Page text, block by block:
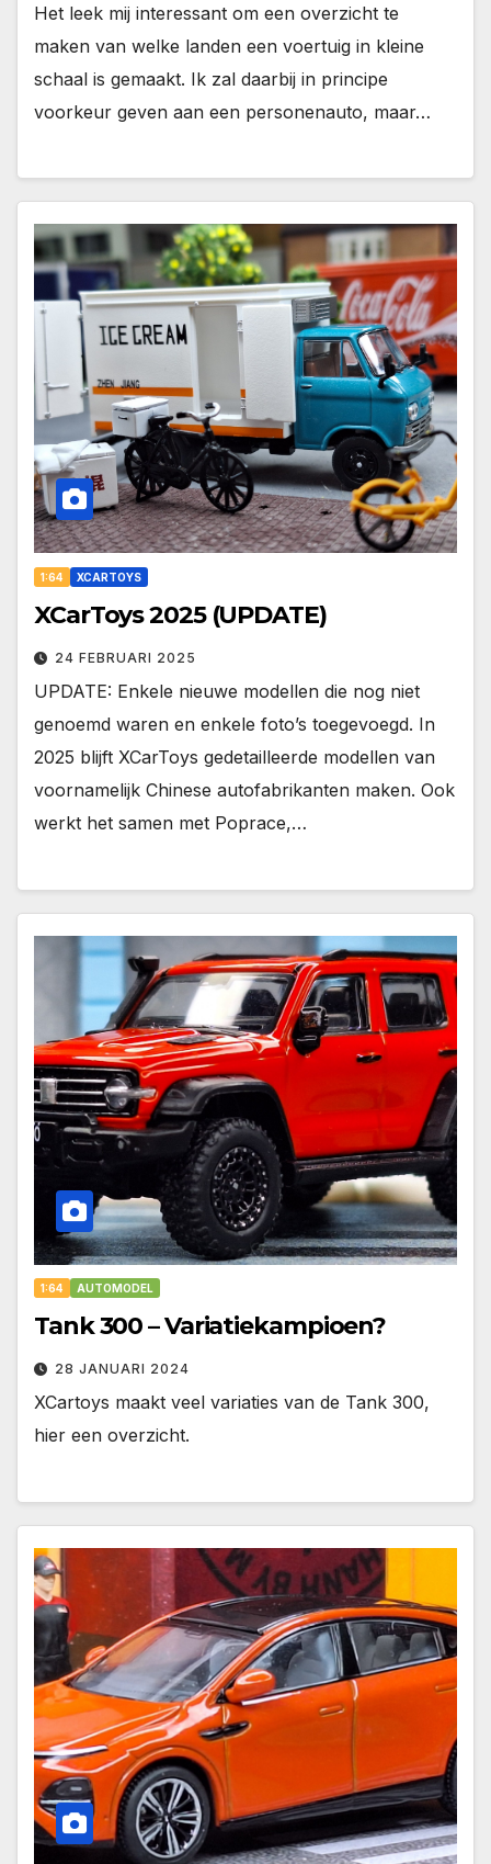
Het leek mij interessant om een overzicht te
maken van welke landen een voertuig in kleine
schaal is gemaakt. Ik zal daarbij in principe
voorkeur geven aan een personenauto, maar…
1:64 XCARTOYS
XCarToys 2025 (UPDATE)
24 FEBRUARI 2025
UPDATE: Enkele nieuwe modellen die nog niet
genoemd waren en enkele foto’s toegevoegd. In
2025 blijft XCarToys gedetailleerde modellen van
voornamelijk Chinese autofabrikanten maken. Ook
werkt het samen met Poprace,…
1:64 AUTOMODEL
Tank 300 – Variatiekampioen?
28 JANUARI 2024
XCartoys maakt veel variaties van de Tank 300,
hier een overzicht.